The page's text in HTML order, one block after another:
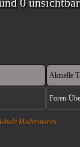
Aktuelle
Foren-
Moderatoren